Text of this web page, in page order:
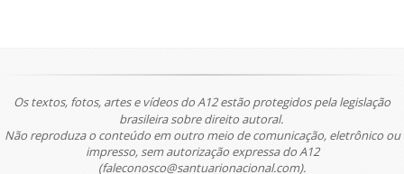
Os textos, fotos, artes e vídeos do A12 estão protegidos pela legislação
brasileira sobre direito autoral.
Não reproduza o conteúdo em outro meio de comunicação, eletrônico ou
impresso, sem autorização expressa do A12
(faleconosco@santuarionacional.com).